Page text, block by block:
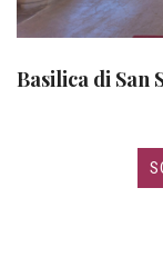
Basilica di San